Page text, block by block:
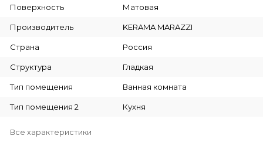
Поверхность Матовая
Производитель KERAMA MARAZZI
Страна Россия
Структура Гладкая
Тип помещения Ванная комната
Тип помещения 2 Кухня
Все характеристики